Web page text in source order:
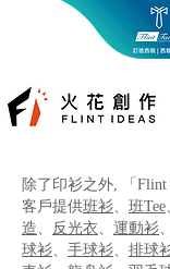
除了印衫之外, 「
客戶提供班衫、 班Tee
造、 反光衣、 運動衫、
球衫、 手球衫、 排球